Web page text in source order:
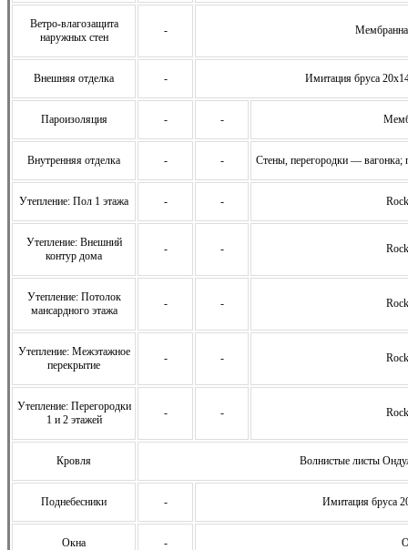
Ветро-влагозащита
наружных стен
-
Внешняя отделка - Имитация бруса
Пароизоляция - -
Внутренняя отделка - - Стены, перегородки — вагонка;
Утепление: Пол 1 этажа - -
Утепление: Внешний
контур дома
- -
Утепление: Потолок
мансардного этажа
- -
Утепление: Межэтажное
перекрытие
- -
Утепление: Перегородки
1 и 2 этажей
- -
Кровля Волнистые листы
Поднебесники - Имитация бруса
Окна -